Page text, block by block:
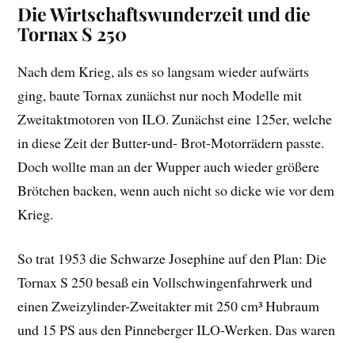
Die Wirtschaftswunderzeit und die
Tornax S 250
Nach dem Krieg, als es so langsam wieder aufwärts
ging, baute Tornax zunächst nur noch Modelle mit
Zweitaktmotoren von ILO. Zunächst eine 125er, welche
in diese Zeit der Butter-und- Brot-Motorrädern passte.
Doch wollte man an der Wupper auch wieder größere
Brötchen backen, wenn auch nicht so dicke wie vor dem
Krieg.
So trat 1953 die Schwarze Josephine auf den Plan: Die
Tornax S 250 besaß ein Vollschwingenfahrwerk und
einen Zweizylinder-Zweitakter mit 250 cm³ Hubraum
und 15 PS aus den Pinneberger ILO-Werken. Das waren